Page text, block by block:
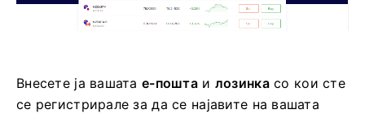
Внесете ја вашатае-пошта и лозинкасо кои сте
се регистрирале за да се најавите на вашата